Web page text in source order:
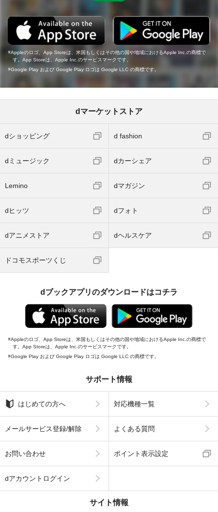
Appleのロゴ、App Storeは、米国もしくはその他の国や地域におけるApple Inc.の商標で
す。App Storeは、Apple Inc.のサービスマークです。
Google Play および Google Play ロゴは Google LLC の商標です。
dマーケットストア
dショッピング d fashion
dミュージック dカーシェア
Lemino dマガジン
dヒッツ dフォト
dアニメストア dヘルスケア
ドコモスポーツくじ
dブックアプリのダウンロードはコチラ
Appleのロゴ、App Storeは、米国もしくはその他の国や地域におけるApple Inc.の商標で
す。App Storeは、Apple Inc.のサービスマークです。
Google Play および Google Play ロゴは Google LLC の商標です。
サポート情報
はじめての方へ 対応機種一覧
メールサービス登録/解除 よくある質問
お問い合わせ ポイント表示設定
dアカウントログイン
サイト情報